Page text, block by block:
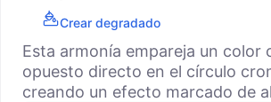
Crear degradado
Esta armonía empareja un color
opuesto directo en el círculo
creando un efecto marcado de